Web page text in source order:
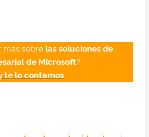
más sobre las soluciones de
de Microsoft?
te lo contamos